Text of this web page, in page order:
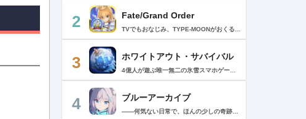
2 Fate/Grand Order
3 ホワイトアウト・サバイバル
4 ブルーアーカイブ